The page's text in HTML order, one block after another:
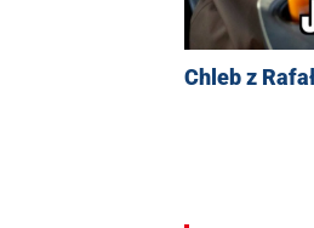
Chleb z